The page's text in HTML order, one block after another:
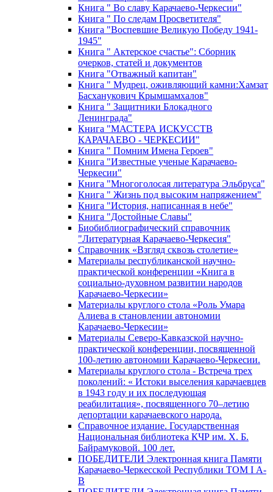
Книга " Во славу Карачаево-Черкесии"
Книга " По следам Просветителя"
Книга "Воспевшие Великую Победу 1941-
1945"
Книга " Актерское счастье": Сборник
очерков, статей и документов
Книга "Отважный капитан"
Книга " Мудрец, оживляющий камни:Хамзат
Басханукович Крымшамхалов"
Книга " Защитники Блокадного
Ленинграда"
Книга "МАСТЕРА ИСКУССТВ
КАРАЧАЕВО - ЧЕРКЕСИИ"
Книга " Помним Имена Героев"
Книга "Известные ученые Карачаево-
Черкесии"
Книга "Многоголосая литература Эльбруса"
Книга " Жизнь под высоким напряжением"
Книга "История, написанная в небе"
Книга "Достойные Славы"
Биобиблиографический справочник
"Литературная Карачаево-Черкесия"
Справочник «Взгляд сквозь столетие»
Материалы республиканской научно-
практической конференции «Книга в
социально-духовном развитии народов
Карачаево-Черкесии»
Материалы круглого стола «Роль Умара
Алиева в становлении автономии
Карачаево-Черкесии»
Материалы Северо-Кавказской научно-
практической конференции, посвященной
100-летию автономии Карачаево-Черкесии.
Материалы круглого стола - Встреча трех
поколений: « Истоки выселения карачаевцев
в 1943 году и их последующая
реабилитация», посвященного 70–летию
депортации карачаевского народа.
Справочное издание. Государственная
Национальная библиотека КЧР им. Х. Б.
Байрамуковой. 100 лет.
ПОБЕДИТЕЛИ Электронная книга Памяти
Карачаево-Черкесской Республики ТОМ I А-
В